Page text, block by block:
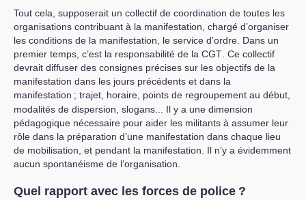
Tout cela, supposerait un collectif de coordination de toutes les
organisations contribuant à la manifestation, chargé d’organiser
les conditions de la manifestation, le service d’ordre. Dans un
premier temps, c’est la responsabilité de la CGT . Ce collectif
devrait diffuser des consignes précises sur les objectifs de la
manifestation dans les jours précédents et dans la
manifestation ; trajet, horaire, points de regroupement au début,
modalités de dispersion, slogans... Il y a une dimension
pédagogique nécessaire pour aider les militants à assumer leur
rôle dans la préparation d’une manifestation dans chaque lieu
de mobilisation, et pendant la manifestation. Il n’y a évidemment
aucun spontanéisme de l’organisation.
Quel rapport avec les forces de police ?